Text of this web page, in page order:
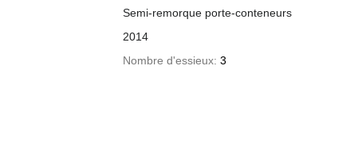
Semi-remorque porte-conteneurs
2014
Nombre d'essieux 3